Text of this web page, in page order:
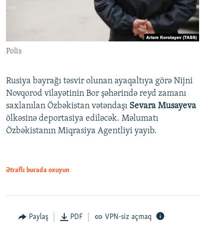
Polis
Rusiya bayrağı təsvir olunan ayaqaltıya görə Nijni
Novqorod vilayətinin Bor şəhərində reyd zamanı
saxlanılan Özbəkistan vətəndaşı Sevara Musayeva
ölkəsinə deportasiya ediləcək. Məlumatı
Özbəkistanın Miqrasiya Agentliyi yayıb.
Ətraflı burada oxuyun
Paylaş PDF VPN-siz açmaq